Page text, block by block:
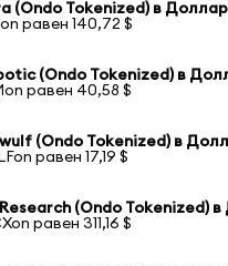
(Ondo Tokenized) в
равен 140,72 $
(Ondo Tokenized) в
равен 40,58 $
(Ondo Tokenized) в
равен 17,19 $
Research (Ondo Tokenized)
равен 311,16 $